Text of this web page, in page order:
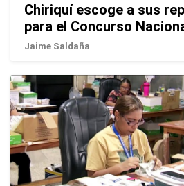
Chiriquí escoge a sus
para el Concurso
Jaime Saldaña